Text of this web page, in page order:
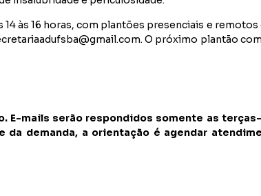
às 16 horas, com plantões presenciais e
. O próximo plantão
mails serão respondidos somente as
demanda, a orientação é agendar